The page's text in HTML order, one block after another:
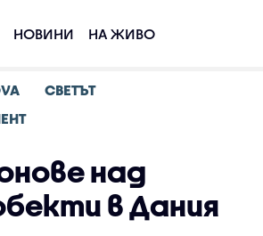
НОВИНИ НА ЖИВО
СВЕТЪТ
над
в Дания